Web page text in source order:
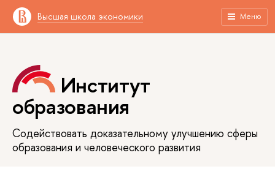
Высшая школа экономики Меню
Институт
образования
Содействовать доказательному улучшению сферы
образования и человеческого развития